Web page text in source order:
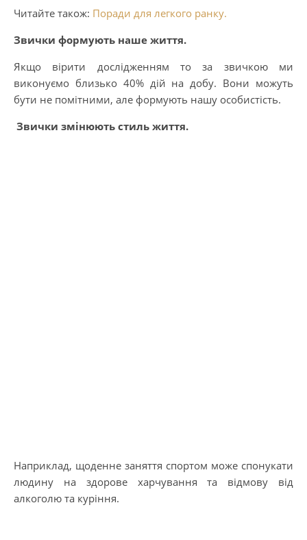
Читайте також: Поради для легкого ранку.
Звички формують наше життя.
Якщо вірити дослідженням то за звичкою ми
виконуємо близько 40% дій на добу. Вони можуть
бути не помітними, але формують нашу особистість.
Звички змінюють стиль життя.
Наприклад, щоденне заняття спортом може спонукати
людину на здорове харчування та відмову від
алкоголю та куріння.